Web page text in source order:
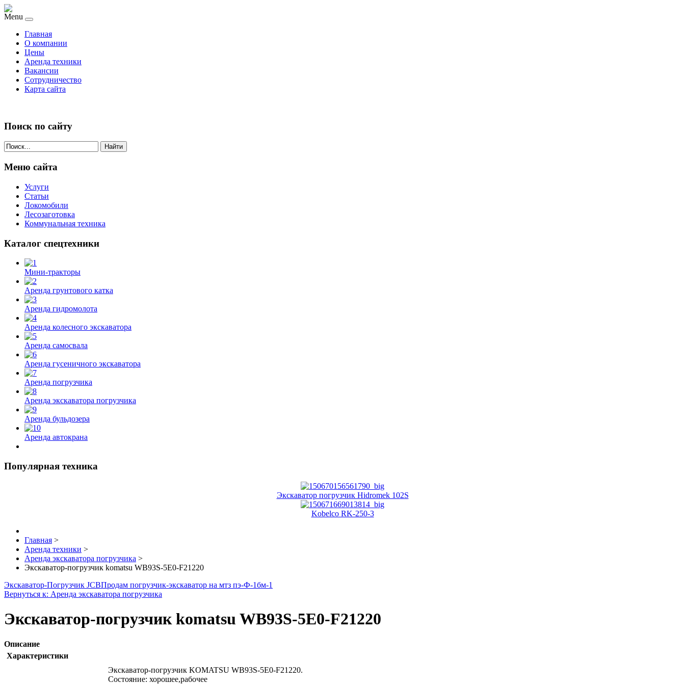
Menu
Главная
О компании
Цены
Аренда техники
Вакансии
Сотрудничество
Карта сайта
Поиск по сайту
Найти
Меню сайта
Услуги
Статьи
Локомобили
Лесозаготовка
Коммунальная техника
Каталог спецтехники
Мини-тракторы
Аренда грунтового катка
Аренда гидромолота
Аренда колесного экскаватора
Аренда самосвала
Аренда гусеничного экскаватора
Аренда погрузчика
Аренда экскаватора погрузчика
Аренда бульдозера
Аренда автокрана
Популярная техника
Экскаватор погрузчик Hidromek 102S
Kobelco RK-250-3
Главная >
Аренда техники >
Аренда экскаватора погрузчика >
Экскаватор-погрузчик komatsu WB93S-5E0-F21220
Экскаватор-Погрузчик JCBПродам погрузчик-экскаватор на мтз пэ-Ф-1бм-1
Вернуться к: Аренда экскаватора погрузчика
Экскаватор-погрузчик komatsu WB93S-5E0-F21220
Описание
Характеристики
Экскаватор-погрузчик KOMATSU WB93S-5E0-F21220.
Состояние: хорошее,рабочее